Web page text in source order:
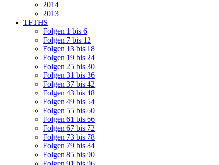
2014
2013
TFTHS
Folgen 1 bis 6
Folgen 7 bis 12
Folgen 13 bis 18
Folgen 19 bis 24
Folgen 25 bis 30
Folgen 31 bis 36
Folgen 37 bis 42
Folgen 43 bis 48
Folgen 49 bis 54
Folgen 55 bis 60
Folgen 61 bis 66
Folgen 67 bis 72
Folgen 73 bis 78
Folgen 79 bis 84
Folgen 85 bis 90
Folgen 91 bis 96